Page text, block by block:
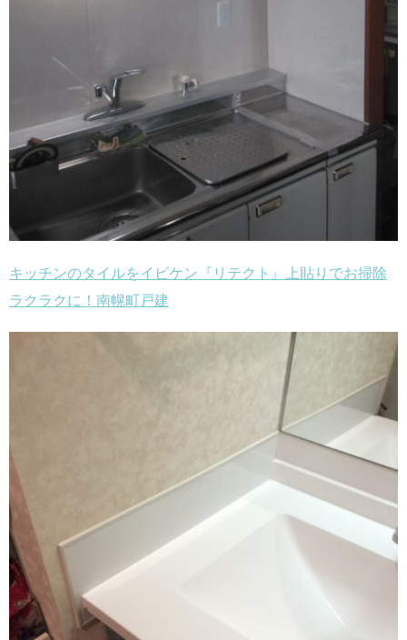
キッチンのタイルをイビケン『リテクト』上貼りでお掃除
ラクラクに！南幌町戸建